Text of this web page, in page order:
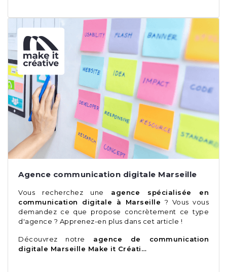
Agence communication digitale Marseille
Vous recherchez une agence spécialisée en
communication digitale à Marseille ? Vous vous
demandez ce que propose concrètement ce type
d'agence ? Apprenez-en plus dans cet article !
Découvrez notre
agence de communication
digitale Marseille Make it Créati…